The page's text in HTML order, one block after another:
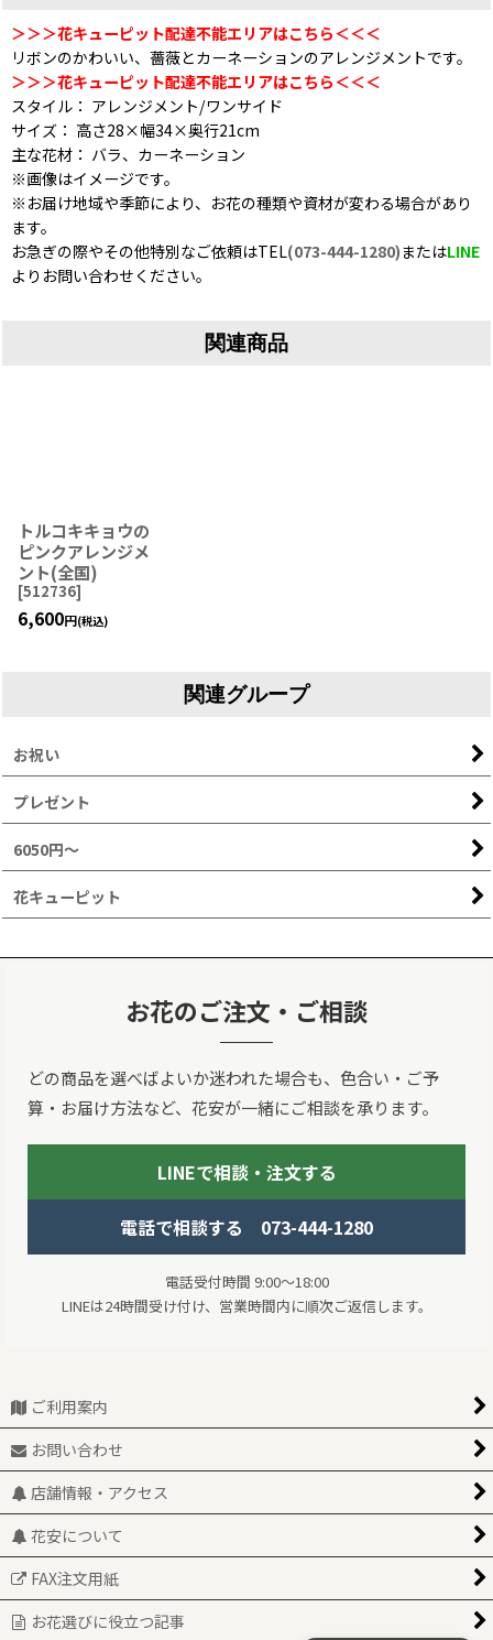
＞＞＞花キューピット配達不能エリアはこちら＜＜＜
リボンのかわいい、薔薇とカーネーションのアレンジメントです。
＞＞＞花キューピット配達不能エリアはこちら＜＜＜
スタイル： アレンジメント/ワンサイド
サイズ： 高さ28×幅34×奥行21cm
主な花材： バラ、カーネーション
※画像はイメージです。
※お届け地域や季節により、お花の種類や資材が変わる場合があり
ます。
お急ぎの際やその他特別なご依頼はTEL(073-444-1280)またはLINE
よりお問い合わせください。
関連商品
トルコキキョウの
ピンクアレンジメ
ント(全国)
[512736]
6,600円(税込)
関連グループ
お祝い
プレゼント
6050円～
花キューピット
お花のご注文・ご相談
どの商品を選べばよいか迷われた場合も、色合い・ご予
算・お届け方法など、花安が一緒にご相談を承ります。
LINEで相談・注文する
電話で相談する 073-444-1280
電話受付時間 9:00～18:00
LINEは24時間受け付け、営業時間内に順次ご返信します。
ご利用案内
お問い合わせ
店舗情報・アクセス
花安について
FAX注文用紙
お花選びに役立つ記事